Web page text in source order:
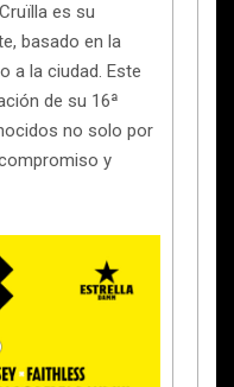
es su
basado en la
a la ciudad. Este
de su 16ª
no solo por
y